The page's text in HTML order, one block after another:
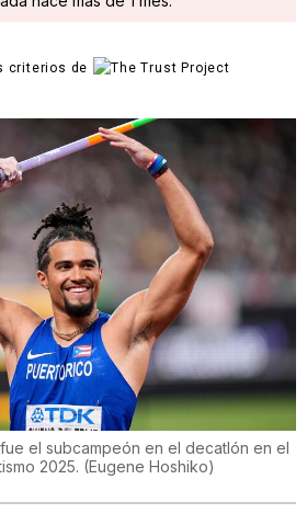
criterios de
el subcampeón en el decatlón en el
2025. (Eugene Hoshiko)